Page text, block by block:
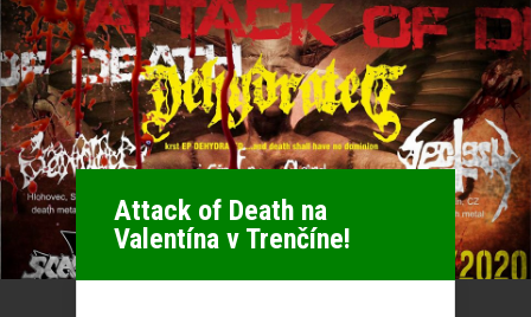
Attack of Death na
Valentína v Trenčíne!